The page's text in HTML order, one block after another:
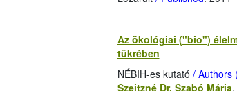
Az ökológiai ("bio")
tükrében
NÉBIH-es kutató / Authors
Szeitzné Dr. Szabó Mária,